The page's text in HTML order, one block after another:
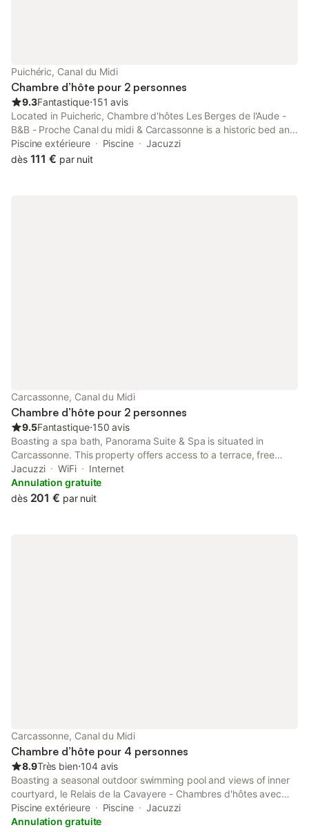
Puichéric, Canal du Midi
Chambre d’hôte pour 2 personnes
9.3Fantastique⋅151 avis
Located in Puicheric, Chambre d'hôtes Les Berges de l'Aude -
B&B - Proche Canal du midi & Carcassonne is a historic bed and
breakfast that provides free WiFi, and guests can enjoy a
seasonal outdoor swimming pool and a garden.
Piscine extérieure Piscine
Jacuzzi
dès 111 € par nuit
Carcassonne, Canal du Midi
Chambre d’hôte pour 2 personnes
9.5Fantastique⋅150 avis
Boasting a spa bath, Panorama Suite & Spa is situated in
Carcassonne. This property offers access to a terrace, free
private parking and free WiFi. The property is non-smoking and
is located 1.6 km from Pont Rouge Commercial Zone.
Jacuzzi WiFi
Internet
Annulation gratuite
dès 201 € par nuit
Carcassonne, Canal du Midi
Chambre d’hôte pour 4 personnes
8.9Très bien⋅104 avis
Boasting a seasonal outdoor swimming pool and views of inner
courtyard, le Relais de la Cavayere - Chambres d'hôtes avec
SPA & SAUNA Carcassonne - Parking privé ferme is a recently
renovated bed and breakfast situated in Carcassonne, 4.
Piscine extérieure Piscine
Jacuzzi
Annulation gratuite